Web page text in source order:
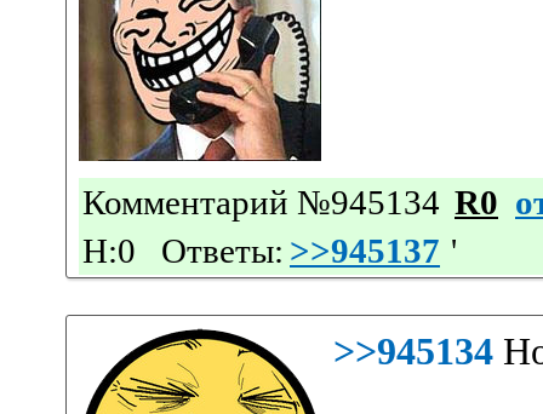
Комментарий №945134 R0
Н:0 Ответы: >>945137 '
>>945134